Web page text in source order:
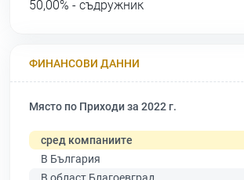
50,00% - съдружник
ФИНАНСОВИ ДАННИ
Място по Приходи за 2022 г.
сред компаниите
В България